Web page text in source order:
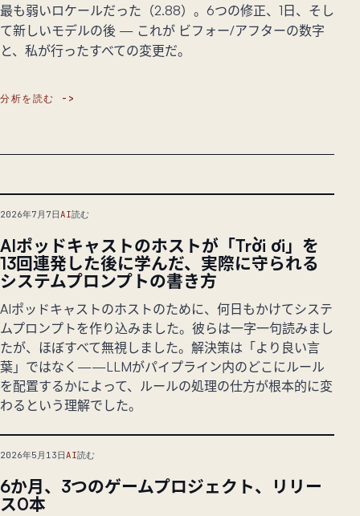
最も弱いロケールだった（2.88）。6つの修正、1日、そし
て新しいモデルの後 — これが ビフォー/アフターの数字
と、私が行ったすべての変更だ。
分析を読む
2026年7月7日AI読む
AIポッドキャストのホストが「Trời ơi」を
13回連発した後に学んだ、実際に守られる
システムプロンプトの書き方
AIポッドキャストのホストのために、何日もかけてシステ
ムプロンプトを作り込みました。彼らは一字一句読みまし
たが、ほぼすべて無視しました。解決策は「より良い言
葉」ではなく——LLMがパイプライン内のどこにルール
を配置するかによって、ルールの処理の仕方が根本的に変
わるという理解でした。
2026年5月13日AI読む
6か月、3つのゲームプロジェクト、リリー
ス0本